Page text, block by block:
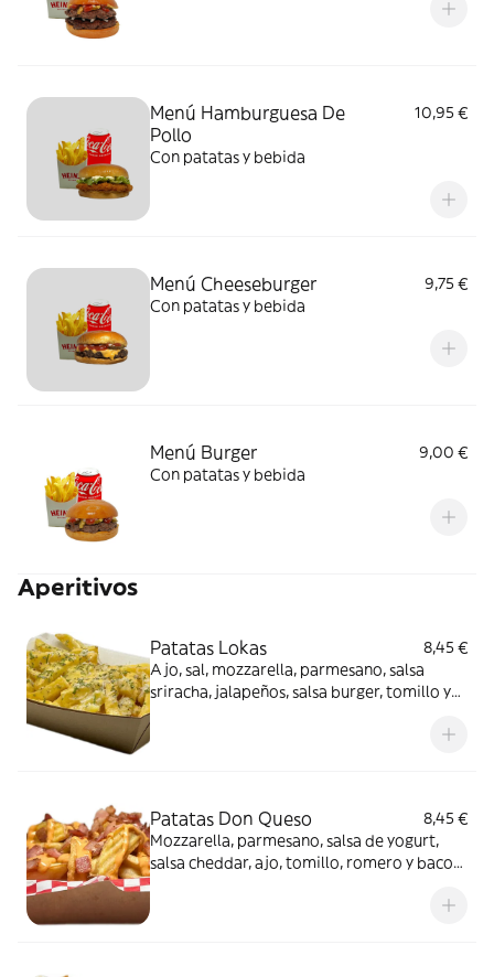
Menú Hamburguesa De
Pollo
10,95 €
Con patatas y bebida
Menú Cheeseburger
9,75 €
Con patatas y bebida
Menú Burger
9,00 €
Con patatas y bebida
Aperitivos
Patatas Lokas
8,45 €
Ajo, sal, mozzarella, parmesano, salsa
sriracha, jalapeños, salsa burger, tomillo y
Patatas Don Queso
8,45 €
Mozzarella, parmesano, salsa de yogurt,
salsa cheddar, ajo, tomillo, romero y bacon